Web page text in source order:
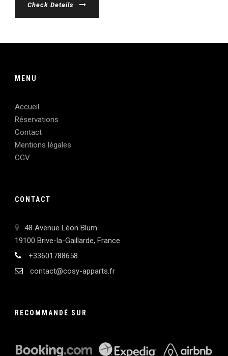
Check Details
MENU
Accueil
Réservations
Contact
Mentions légales
CGV
CONTACT
48 Avenue Léon Blum
19100 Brive-la-Gaillarde, France
+33601788658
contact@cosy-apparts.fr
RECOMMANDÉ SUR